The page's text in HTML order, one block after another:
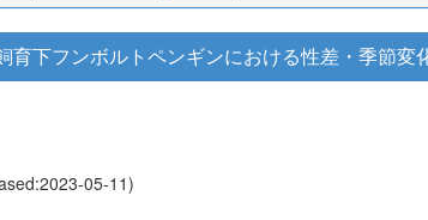
下フンボルトペンギンにおける性差・季節
05-11)